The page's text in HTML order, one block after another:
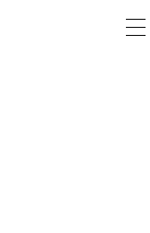
メ